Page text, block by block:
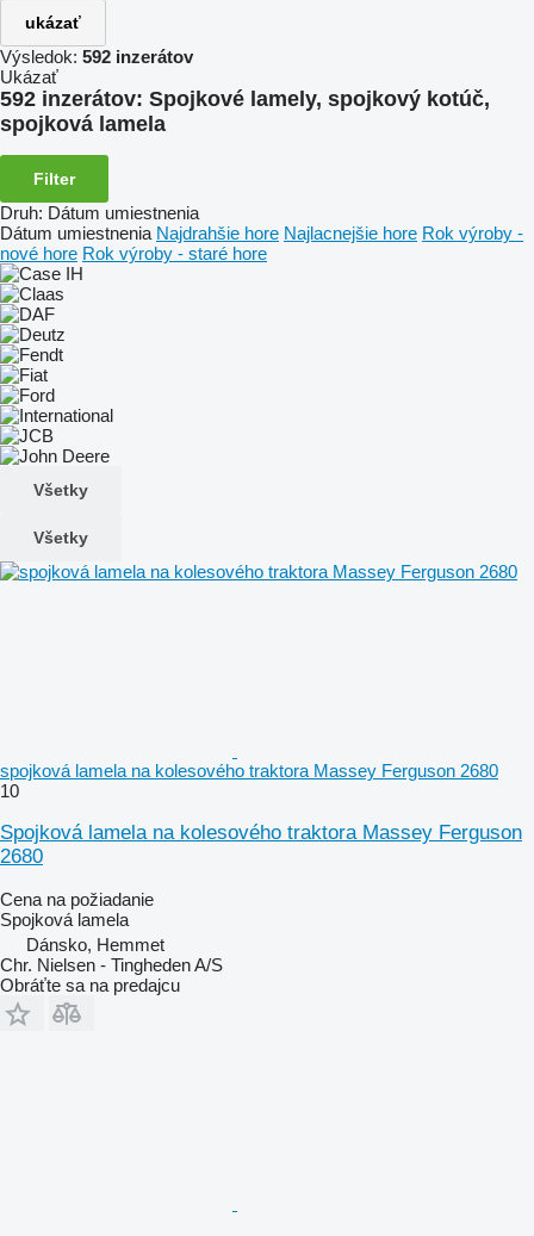
ukázať
Výsledok: 592 inzerátov
Ukázať
592 inzerátov: Spojkové lamely, spojkový kotúč,
spojková lamela
Filter
Druh: Dátum umiestnenia
Dátum umiestnenia Najdrahšie hore Najlacnejšie hore Rok výroby -
nové hore Rok výroby - staré hore
Všetky
Všetky
spojková lamela na kolesového traktora Massey Ferguson 2680
10
Spojková lamela na kolesového traktora Massey Ferguson
2680
Cena na požiadanie
Spojková lamela
Dánsko, Hemmet
Chr. Nielsen - Tingheden A/S
Obráťte sa na predajcu